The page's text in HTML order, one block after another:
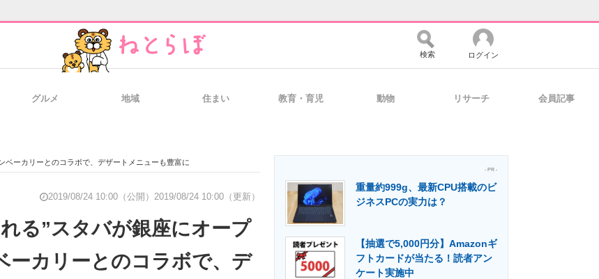
経営リーダーのコミュニティ マーケ×ITの今がよく分かる
サイト IT製品の技術・比較・事例 製造業のIT導入・活用を支援
検索 ログイン
グルメ 地域 住まい 教育・育児 動物 リサーチ 会員記事
ーカリーとのコラボで、デザートメニューも豊富に
2019/08/24 10:00（公開） 2019/08/24 10:00（更新）
る”スタバが銀座にオープ
カリーとのコラボで、デ
- PR -
重量約999g、最新CPU搭載のビ
ジネスPCの実力は？
【抽選で5,000円分】Amazonギ
フトカードが当たる！読者アン
ケート実施中